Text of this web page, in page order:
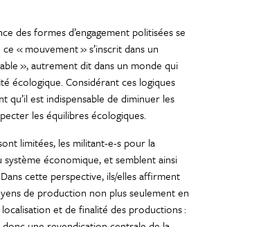
des formes d’engagement politisées se
« mouvement » s’inscrit dans un
», autrement dit dans un monde qui
écologique. Considérant ces logiques
qu’il est indispensable de diminuer les
les équilibres écologiques.
limitées, les militant-e-s pour la
économique, et semblent ainsi
cette perspective, ils/elles affirment
de production non plus seulement en
et de finalité des productions :